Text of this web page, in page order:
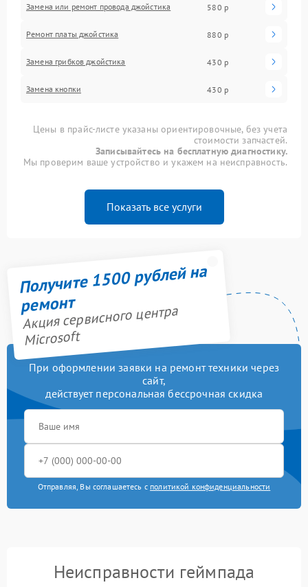
Замена или ремонт провода джойстика 580 р
Ремонт платы джойстика 880 р
Замена грибков джойстика 430 р
Замена кнопки 430 р
Цены в прайс-листе указаны ориентировочные, без учета
стоимости запчастей.
Записывайтесь на бесплатную диагностику.
Мы проверим ваше устройство и укажем на неисправность.
Показать все услуги
Получите 1500 рублей на
ремонт
Акция сервисного центра
Microsoft
При оформлении заявки на ремонт техники через
сайт,
действует персональная бессрочная скидка
Отправляя, Вы соглашаетесь с политикой конфиденциальности
Неисправности геймпада